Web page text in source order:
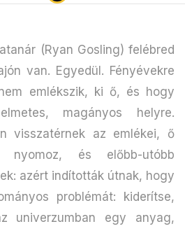
(Ryan Gosling) felébred
van. Egyedül. Fényévekre
emlékszik, ki ő, és hogy
magányos helyre.
visszatérnek az emlékei, ő
és előbb-utóbb
azért indították útnak, hogy
problémát: kiderítse,
univerzumban egy anyag,